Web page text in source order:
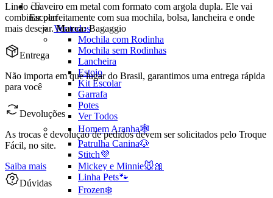
Escolar
Ver todos
Mochila com Rodinha
Mochila sem Rodinhas
Lancheira
Estojo
Kit Escolar
Garrafa
Potes
Ver Todos
Homem Aranha🕸️
Patrulha Canina🐶
Stitch💜
Mickey e Minnie🐭🎀
Linha Pets🐾
Frozen❄️
Lindo chaveiro em metal com formato com argola dupla. Ele vai
combinar perfeitamente com sua mochila, bolsa, lancheira e onde
mais desejar.Marca:Bagaggio
Entrega
Não importa em que lugar do Brasil, garantimos uma entrega rápida
para você
Devoluções
As trocas e devolução de pedidos devem ser solicitados pelo Troque
Fácil, no site.
Saiba mais
Dúvidas